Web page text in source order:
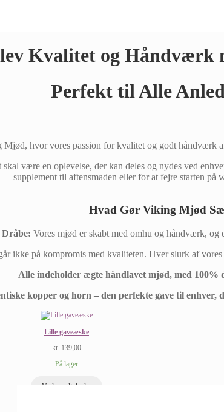
Kvalitet og Håndværk
Perfekt til Alle
hvor vores passion for kvalitet og godt håndværk
være en oplevelse, der kan deles og nydes ved
supplement til aftensmaden eller for at fejre starten på
Hvad Gør Viking Mjød
Vores mjød er skabt med omhu og håndværk, og
ikke på kompromis med kvaliteten. Hver slurk af
Alle indeholder ægte håndlavet mjød, med 100%
kopper og horn – den perfekte gave til
Lille gaveæske
kr. 139,00
På lager
Vælg muligheder